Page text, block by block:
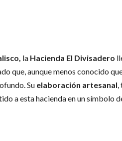
la Hacienda El Divisadero
que, aunque menos conocido
Su elaboración artesanal,
a esta hacienda en un símbolo